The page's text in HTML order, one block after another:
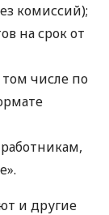
комиссий);
на срок от
числе по
и другие